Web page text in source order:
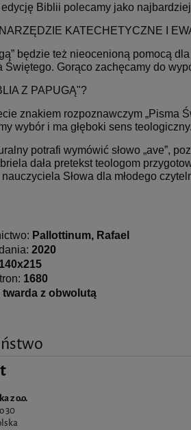
Biblii polecamy jako
KATECHETYCZNE I
będzie też nieocenioną pomocą
Świętego. Gorąco zachęcamy do
Z PAPUGĄ"?
znakiem rozpoznawczym „Pisma
wybór i ma głęboki sens
potrafi wymówić słowo „ave”,
dała pretekst teologom
Słowa dla młodego
Pallottinum, Rafael
2020
140x215
1680
twarda z obwolutą
z o.o.
30